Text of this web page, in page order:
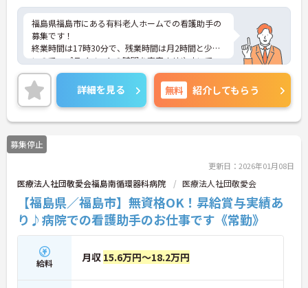
福島県福島市にある有料老人ホームでの看護助手の
募集です！
終業時間は17時30分で、残業時間は月2時間と少な
いので、プライベートの時間を充実させやすいで
す！
単身用住宅制度あり、マイカー通勤OK、駐車場付き
と、勤務しやすい環境が整っています◎
ご興味がある方はご面接のポイントをお伝えします
ので、お気軽にお問い合わせください！
詳細を見る 無料 紹介してもらう
募集停止
更新日：2026年01月08日
医療法人社団敬愛会福島南循環器科病院 医療法人社団敬愛会
【福島県／福島市】無資格OK！昇給賞与実績あ
り♪病院での看護助手のお仕事です《常勤》
給料 月収 15.6万円～18.2万円